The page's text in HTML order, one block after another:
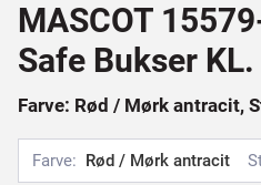
MASCOT
Safe Bukser KL.
Farve: Rød / Mørk antracit,
Farve: Rød / Mørk antracit